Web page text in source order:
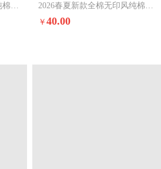
2026春夏新款全棉无印风纯棉三四件套深灰+浅灰
2026春夏新款全棉无印风纯棉三四件套浅蓝+浅灰
￥ 40.00